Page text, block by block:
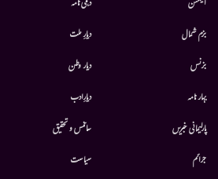
بزم شمال
بزنس
بہار نامہ
پارلیمانی خبریں
جرائم
دیارِ ملت
دیار وطن
دیارِادب
سائنس و تحقیق
سیاست